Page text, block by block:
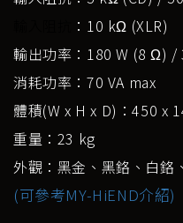
：10 kΩ (XLR)
輸出功率：180 W (8 Ω) /
消耗功率：70 VA max
體積(W x H x D)：450 x
重量：23 kg
外觀：黑金、黑鉻、白鉻
(可參考MY-HiEND介紹)